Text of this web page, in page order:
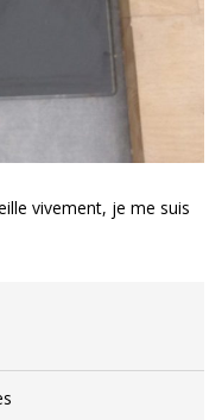
vivement, je me suis